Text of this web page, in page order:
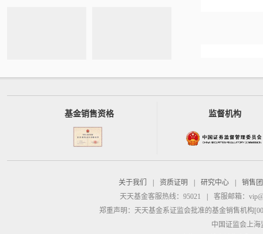
基金销售资格 监督机构
关于我们 资质证明 研究中心
销售
天天基金客服热线：95021
客服邮箱：
郑重声明： 天天基金系证监会批准的基金销售机构
中国证监会上